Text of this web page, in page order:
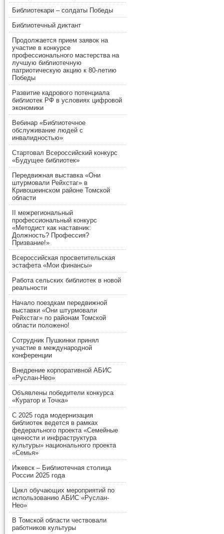
Библиотекари – солдаты Победы
Библиотечный диктант
Продолжается прием заявок на
участие в конкурсе
профессионального мастерства на
лучшую библиотечную
патриотическую акцию к 80-летию
Победы
Развитие кадрового потенциала
библиотек РФ в условиях цифровой
экономики
Вебинар «Библиотечное
обслуживание людей с
инвалидностью»
Стартовал Всероссийский конкурс
«Будущее библиотек»
Передвижная выставка «Они
штурмовали Рейхстаг» в
Кривошеинском районе Томской
области
II межрегиональный
профессиональный конкурс
«Методист как наставник:
Должность? Профессия?
Призвание!»
Всероссийская просветительская
эстафета «Мои финансы»
Работа сельских библиотек в новой
реальности
Начало поездкам передвижной
выставки «Они штурмовали
Рейхстаг» по районам Томской
области положено!
Сотрудник Пушкинки принял
участие в международной
конференции
Внедрение корпоративной АБИС
«Руслан-Нео»
Объявлены победители конкурса
«Куратор и Точка»
С 2025 года модернизация
библиотек ведется в рамках
федерального проекта «Семейные
ценности и инфраструктура
культуры» национального проекта
«Семья»
Ижевск – Библиотечная столица
России 2025 года
Цикл обучающих мероприятий по
использованию АБИС «Руслан-
Нео»
В Томской области чествовали
работников культуры